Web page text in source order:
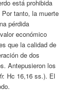
está prohibida
tanto, la muerte
pérdida
económico
que la calidad de
de dos
Antepusieron los
Hc 16,16 ss.). El